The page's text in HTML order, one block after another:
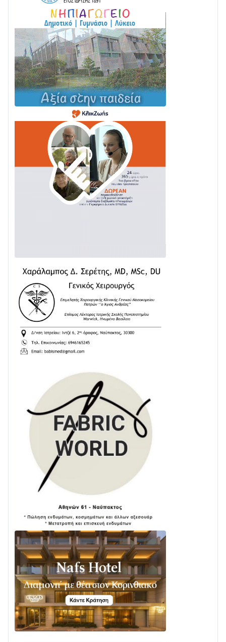
05/08 • 08:41
Στο σκοτάδι μεγάλο μέρος στο Λυγιά Ναυπάκτου
04/08 • 19:47
Σε τροχιά υλοποίησης η Παράκαμψη του Κέντρου
της Ναυπάκτου
04/08 • 12:08
Σε φουλ ρυθμούς το τμήμα Βόνιτσα – Άγιος Νικόλαος
| Αυτοψία Καββαδά
Με Αρχιερατική Λαμπρότητα η Πανήγυρη της
Μεταμορφώσεως του Σωτήρος στο Γολέμι
03/08 • 07:45
Ενισχύεται η Πολιτική Προστασία στο Δήμο Αγρινίου
με δύο νέα υδροφόρα οχήματα
02/08 • 18:26
Διαβάστε την «Ναυπακτία» που κυκλοφορεί
28/07 • 21:46
Διαβάστε την «Ναυπακτία» που κυκλοφορεί
24/07 • 11:31